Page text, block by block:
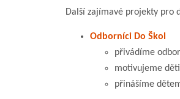
Další zajímavé projekty pro
Odborníci Do Škol
přivádíme
motivujeme
přinášíme